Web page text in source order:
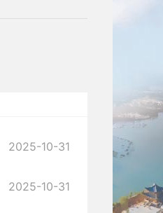
2025-10-31
2025-10-31